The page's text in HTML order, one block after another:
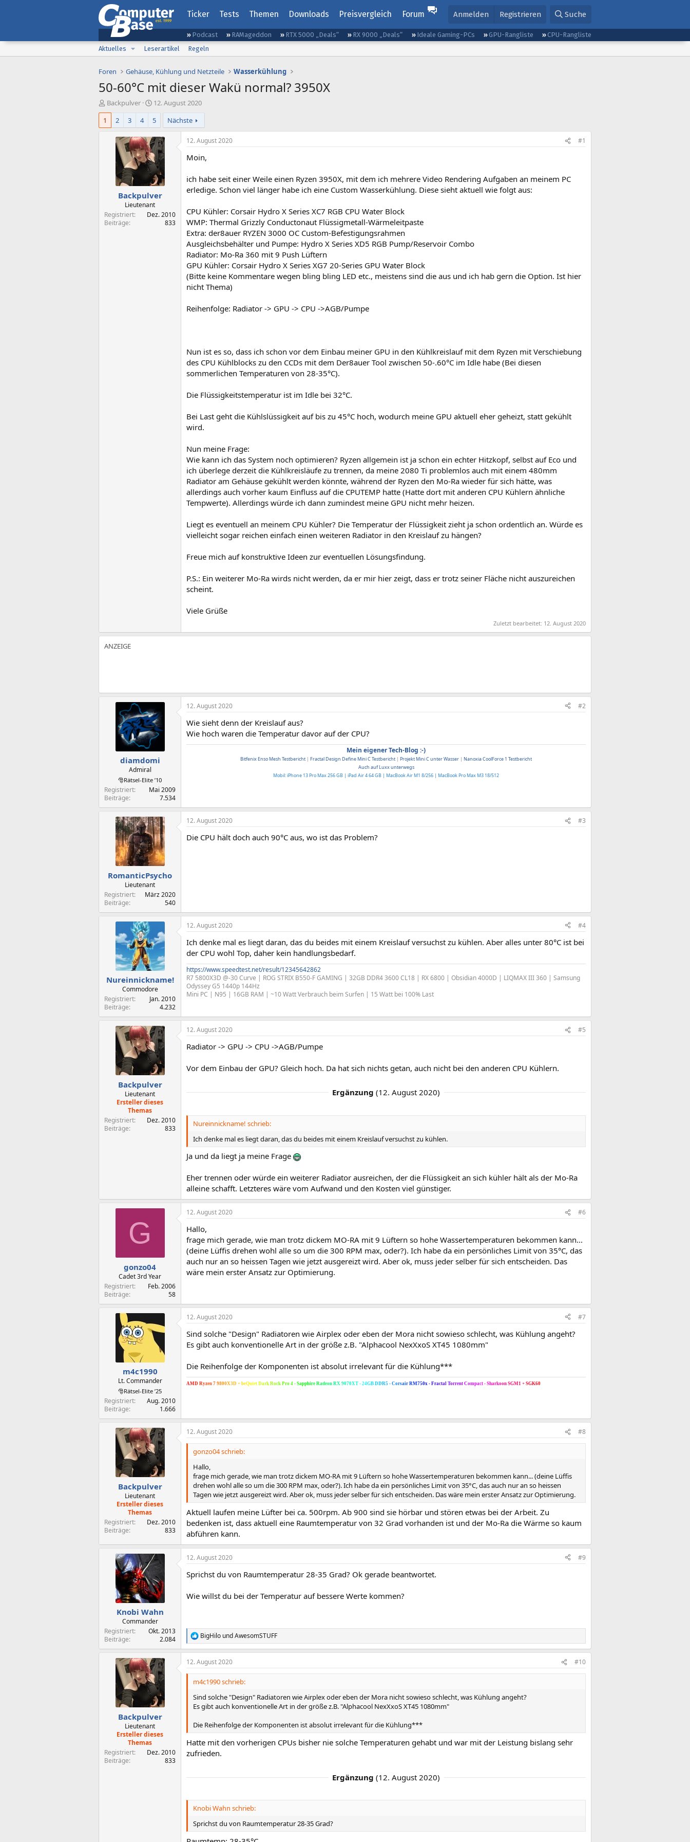
Ticker Tests Themen Downloads Preisvergleich Forum Anmelden Registrieren Suche
Podcast RAMageddon RTX 5000 „Deals“ RX 9000 „Deals“ Ideale Gaming-PCs GPU-Rangliste
CPU-Rangliste
Aktuelles
Leserartikel Regeln
Foren Gehäuse, Kühlung und Netzteile Wasserkühlung
50-60°C mit dieser Wakü normal? 3950X
E
r
t
Backpulver
E
r
s
t
e
l
l
t
a
m
12. August 2020
1
2 3 4 5 Nächste
Backpulver
Lieutenant
Registriert
Dez. 2010
Beiträge
833
12. August 2020 #1
Moin,
ich habe seit einer Weile einen Ryzen 3950X, mit dem ich mehrere Video Rendering Aufgaben an meinem PC
erledige. Schon viel länger habe ich eine Custom Wasserkühlung. Diese sieht aktuell wie folgt aus:
CPU Kühler: Corsair Hydro X Series XC7 RGB CPU Water Block
WMP: Thermal Grizzly Conductonaut Flüssigmetall-Wärmeleitpaste
Extra: der8auer RYZEN 3000 OC Custom-Befestigungsrahmen
Ausgleichsbehälter und Pumpe: Hydro X Series XD5 RGB Pump/Reservoir Combo
Radiator: Mo-Ra 360 mit 9 Push Lüftern
GPU Kühler: Corsair Hydro X Series XG7 20-Series GPU Water Block
(Bitte keine Kommentare wegen bling bling LED etc., meistens sind die aus und ich hab gern die Option. Ist hier
nicht Thema)
Reihenfolge: Radiator -> GPU -> CPU ->AGB/Pumpe
Nun ist es so, dass ich schon vor dem Einbau meiner GPU in den Kühlkreislauf mit dem Ryzen mit Verschiebung
des CPU Kühlblocks zu den CCDs mit dem Der8auer Tool zwischen 50-.60°C im Idle habe (Bei diesen
sommerlichen Temperaturen von 28-35°C).
Die Flüssigkeitstemperatur ist im Idle bei 32°C.
Bei Last geht die Kühlslüssigkeit auf bis zu 45°C hoch, wodurch meine GPU aktuell eher geheizt, statt gekühlt
wird.
Nun meine Frage:
Wie kann ich das System noch optimieren? Ryzen allgemein ist ja schon ein echter Hitzkopf, selbst auf Eco und
ich überlege derzeit die Kühlkreisläufe zu trennen, da meine 2080 Ti problemlos auch mit einem 480mm
Radiator am Gehäuse gekühlt werden könnte, während der Ryzen den Mo-Ra wieder für sich hätte, was
allerdings auch vorher kaum Einfluss auf die CPUTEMP hatte (Hatte dort mit anderen CPU Kühlern ähnliche
Tempwerte). Allerdings würde ich dann zumindest meine GPU nicht mehr heizen.
Liegt es eventuell an meinem CPU Kühler? Die Temperatur der Flüssigkeit zieht ja schon ordentlich an. Würde es
vielleicht sogar reichen einfach einen weiteren Radiator in den Kreislauf zu hängen?
Freue mich auf konstruktive Ideen zur eventuellen Lösungsfindung.
P.S.: Ein weiterer Mo-Ra wirds nicht werden, da er mir hier zeigt, dass er trotz seiner Fläche nicht auszureichen
scheint.
Viele Grüße
Zuletzt bearbeitet: 12. August 2020
diamdomi
Admiral
🎅Rätsel-Elite ’10
Registriert
Mai 2009
Beiträge
7.534
12. August 2020 #2
Wie sieht denn der Kreislauf aus?
Wie hoch waren die Temperatur davor auf der CPU?
Mein eigener Tech-Blog :-)
Bitfenix Enso Mesh Testbericht | Fractal Design Define Mini C Testbericht | Projekt Mini C unter Wasser | Nanoxia CoolForce 1 Testbericht
Auch auf Luxx unterwegs
Mobil: iPhone 13 Pro Max 256 GB | iPad Air 4 64 GB | MacBook Air M1 8/256 | MacBook Pro Max M3 18/512
RomanticPsycho
Lieutenant
Registriert
März 2020
Beiträge
540
12. August 2020 #3
Die CPU hält doch auch 90°C aus, wo ist das Problem?
Nureinnickname!
Commodore
Registriert
Jan. 2010
Beiträge
4.232
12. August 2020 #4
Ich denke mal es liegt daran, das du beides mit einem Kreislauf versuchst zu kühlen. Aber alles unter 80°C ist bei
der CPU wohl Top, daher kein handlungsbedarf.
https://www.speedtest.net/result/12345642862
R7 5800X3D @-30 Curve | ROG STRIX B550-F GAMING | 32GB DDR4 3600 CL18 | RX 6800 | Obsidian 4000D | LIQMAX III 360 | Samsung
Odyssey G5 1440p 144Hz
Mini PC | N95 | 16GB RAM | ~10 Watt Verbrauch beim Surfen | 15 Watt bei 100% Last
Backpulver
Lieutenant
Ersteller dieses
Themas
Registriert
Dez. 2010
Beiträge
833
12. August 2020 #5
Radiator -> GPU -> CPU ->AGB/Pumpe
Vor dem Einbau der GPU? Gleich hoch. Da hat sich nichts getan, auch nicht bei den anderen CPU Kühlern.
Ergänzung (12. August 2020)
Nureinnickname! schrieb:
Ich denke mal es liegt daran, das du beides mit einem Kreislauf versuchst zu kühlen.
Ja und da liegt ja meine Frage
Eher trennen oder würde ein weiterer Radiator ausreichen, der die Flüssigkeit an sich kühler hält als der Mo-Ra
alleine schafft. Letzteres wäre vom Aufwand und den Kosten viel günstiger.
G
gonzo04
Cadet 3rd Year
Registriert
Feb. 2006
Beiträge
58
12. August 2020 #6
Hallo,
frage mich gerade, wie man trotz dickem MO-RA mit 9 Lüftern so hohe Wassertemperaturen bekommen kann...
(deine Lüffis drehen wohl alle so um die 300 RPM max, oder?). Ich habe da ein persönliches Limit von 35°C, das
auch nur an so heissen Tagen wie jetzt ausgereizt wird. Aber ok, muss jeder selber für sich entscheiden. Das
wäre mein erster Ansatz zur Optimierung.
m4c1990
Lt. Commander
🎅Rätsel-Elite ’25
Registriert
Aug. 2010
Beiträge
1.666
12. August 2020 #7
Sind solche "Design" Radiatoren wie Airplex oder eben der Mora nicht sowieso schlecht, was Kühlung angeht?
Es gibt auch konventionelle Art in der größe z.B. "Alphacool NexXxoS XT45 1080mm"
Die Reihenfolge der Komponenten ist absolut irrelevant für die Kühlung***
AMD Ryzen 7 9800X3D + beQuiet Dark Rock Pro 4 - Sapphire Radeon RX 9070XT - 24GB DDR5 - Corsair RM750x - Fractal Torrent Compact - Sharkoon SGM1 + SGK60
Backpulver
Lieutenant
Ersteller dieses
Themas
Registriert
Dez. 2010
Beiträge
833
12. August 2020 #8
gonzo04 schrieb:
Hallo,
frage mich gerade, wie man trotz dickem MO-RA mit 9 Lüftern so hohe Wassertemperaturen bekommen kann... (deine Lüffis
drehen wohl alle so um die 300 RPM max, oder?). Ich habe da ein persönliches Limit von 35°C, das auch nur an so heissen
Tagen wie jetzt ausgereizt wird. Aber ok, muss jeder selber für sich entscheiden. Das wäre mein erster Ansatz zur Optimierung.
Aktuell laufen meine Lüfter bei ca. 500rpm. Ab 900 sind sie hörbar und stören etwas bei der Arbeit. Zu
bedenken ist, dass aktuell eine Raumtemperatur von 32 Grad vorhanden ist und der Mo-Ra die Wärme so kaum
abführen kann.
Knobi Wahn
Commander
Registriert
Okt. 2013
Beiträge
2.084
12. August 2020 #9
Sprichst du von Raumtemperatur 28-35 Grad? Ok gerade beantwortet.
Wie willst du bei der Temperatur auf bessere Werte kommen?
R
e
a
k
t
n
BigHilo undAwesomSTUFF
Backpulver
Lieutenant
Ersteller dieses
Themas
Registriert
Dez. 2010
Beiträge
833
12. August 2020 #10
m4c1990 schrieb:
Sind solche "Design" Radiatoren wie Airplex oder eben der Mora nicht sowieso schlecht, was Kühlung angeht?
Es gibt auch konventionelle Art in der größe z.B. "Alphacool NexXxoS XT45 1080mm"
Die Reihenfolge der Komponenten ist absolut irrelevant für die Kühlung***
Hatte mit den vorherigen CPUs bisher nie solche Temperaturen gehabt und war mit der Leistung bislang sehr
zufrieden.
Ergänzung (12. August 2020)
Knobi Wahn schrieb:
Sprichst du von Raumtemperatur 28-35 Grad?